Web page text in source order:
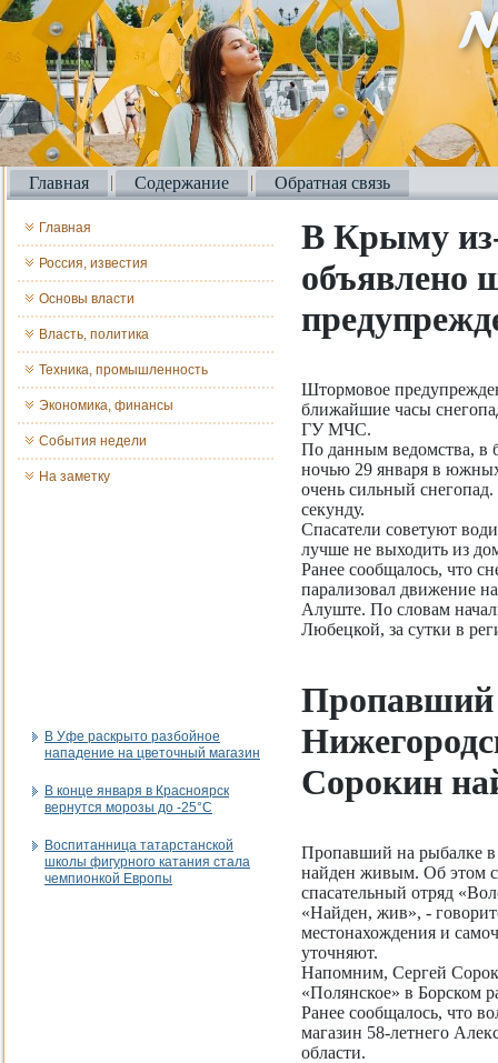
Главная Содержание Обратная связь
Главная
Россия, известия
Основы власти
Власть, политика
Техника, промышленность
Экономика, финансы
События недели
На заметку
В Уфе раскрыто разбойное
нападение на цветочный магазин
В конце января в Красноярск
вернутся морозы до -25°C
Воспитанница татарстанской
школы фигурного катания стала
чемпионкой Европы
В Крыму из-
объявлено
Штормовое
ближайшие часы
ГУ МЧС.
По данным ведомства, в
ночью 29 января в
очень сильный
секунду.
Спасатели советуют
лучше не выходить из
Ранее сообщалось, что
парализовал движение
Алуште. По словам
Любецкой, за сутки в
Пропавший
Сорокин
Пропавший на рыбалке
найден живым. Об этом
спасательный отряд
«Найден, жив», -
местонахождения и
уточняют.
Напомним, Сергей
«Полянское» в Борском
Ранее сообщалось, что
магазин 58-летнего
области.